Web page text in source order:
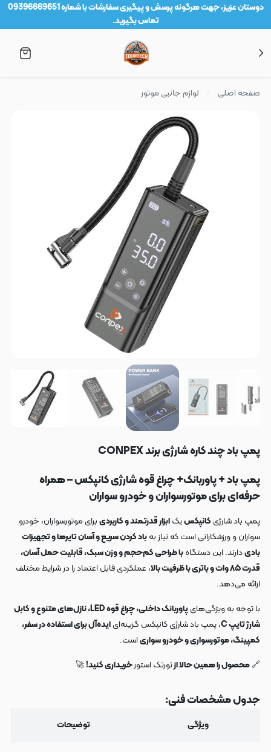
دوستان عزیز، جهت هرگونه پرسش و پیگیری سفارشات با شماره 09396669651
تماس بگیرید.
صفحه اصلی لوازم جانبی موتور
پمپ باد چند کاره شارژی برند CONPEX
پمپ باد + پاوربانک+ چراغ قوه شارژی کانپکس – همراه
حرفه‌ای برای موتورسواران و خودرو سواران
پمپ باد شارژی کانپکسیکابزار قدرتمند و کاربردیبرای موتورسواران، خودرو
سواران و ورزشکارانی است که نیاز بهباد کردن سریع و آسان تایرها و تجهیزات
بادیدارند. این دستگاهبا طراحی کم‌حجم و وزن سبک، قابلیت حمل آسان،
قدرت ۸۵ وات و باتری با ظرفیت بالا
، عملکردی قابل اعتماد را در شرایط مختلف
ارائه می‌دهد.
با توجه به ویژگی‌های
پاوربانک داخلی، چراغ قوه LED، نازل‌های متنوع و کابل
شارژ تایپ C
، پمپ باد شارژی کانپکس گزینه‌ایایده‌آل برای استفاده در سفر،
کمپینگ، موتورسواری و خودرو سواریاست.
🔗محصول را همین حالا ازتورتک استورخریداری کنید!🚀
جدول مشخصات فنی:
ویژگی توضیحات